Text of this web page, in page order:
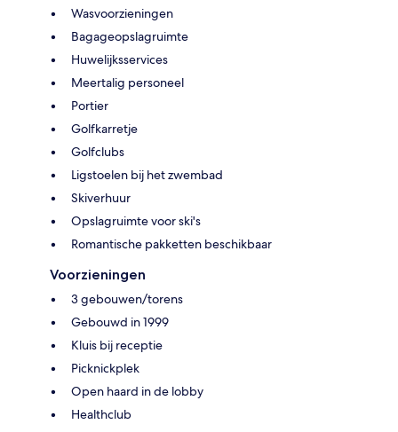
Wasvoorzieningen
Bagageopslagruimte
Huwelijksservices
Meertalig personeel
Portier
Golfkarretje
Golfclubs
Ligstoelen bij het zwembad
Skiverhuur
Opslagruimte voor ski's
Romantische pakketten beschikbaar
Voorzieningen
3 gebouwen/torens
Gebouwd in 1999
Kluis bij receptie
Picknickplek
Open haard in de lobby
Healthclub